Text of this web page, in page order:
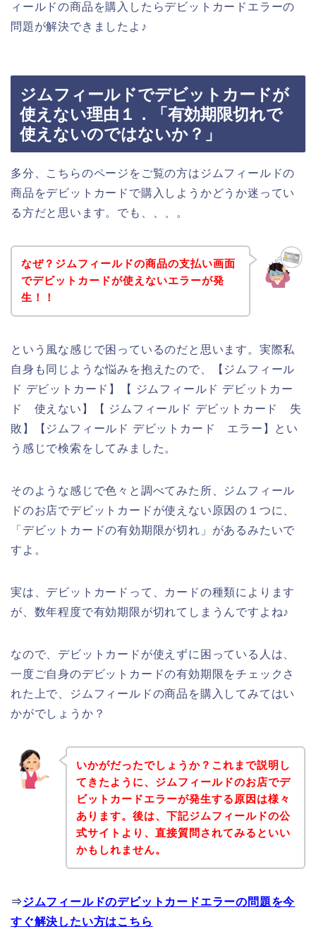
ィールドの商品を購入したらデビットカードエラーの
問題が解決できましたよ♪
ジムフィールドでデビットカードが
使えない理由１．「有効期限切れで
使えないのではないか？」
多分、こちらのページをご覧の方はジムフィールドの
商品をデビットカードで購入しようかどうか迷ってい
る方だと思います。でも、、、。
なぜ？ジムフィールドの商品の支払い画面
でデビットカードが使えないエラーが発
生！！
という風な感じで困っているのだと思います。実際私
自身も同じような悩みを抱えたので、【ジムフィール
ド デビットカード】【 ジムフィールド デビットカー
ド 使えない】【 ジムフィールド デビットカード 失
敗】【ジムフィールド デビットカード エラー】とい
う感じで検索をしてみました。
そのような感じで色々と調べてみた所、ジムフィール
ドのお店でデビットカードが使えない原因の１つに、
「デビットカードの有効期限が切れ」があるみたいで
すよ。
実は、デビットカードって、カードの種類によります
が、数年程度で有効期限が切れてしまうんですよね♪
なので、デビットカードが使えずに困っている人は、
一度ご自身のデビットカードの有効期限をチェックさ
れた上で、ジムフィールドの商品を購入してみてはい
かがでしょうか？
いかがだったでしょうか？これまで説明し
てきたように、ジムフィールドのお店でデ
ビットカードエラーが発生する原因は様々
あります。後は、下記ジムフィールドの公
式サイトより、直接質問されてみるといい
かもしれません。
⇒ジムフィールドのデビットカードエラーの問題を今
すぐ解決したい方はこちら